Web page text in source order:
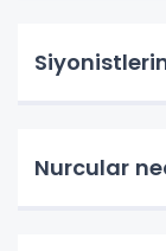
Nurcular